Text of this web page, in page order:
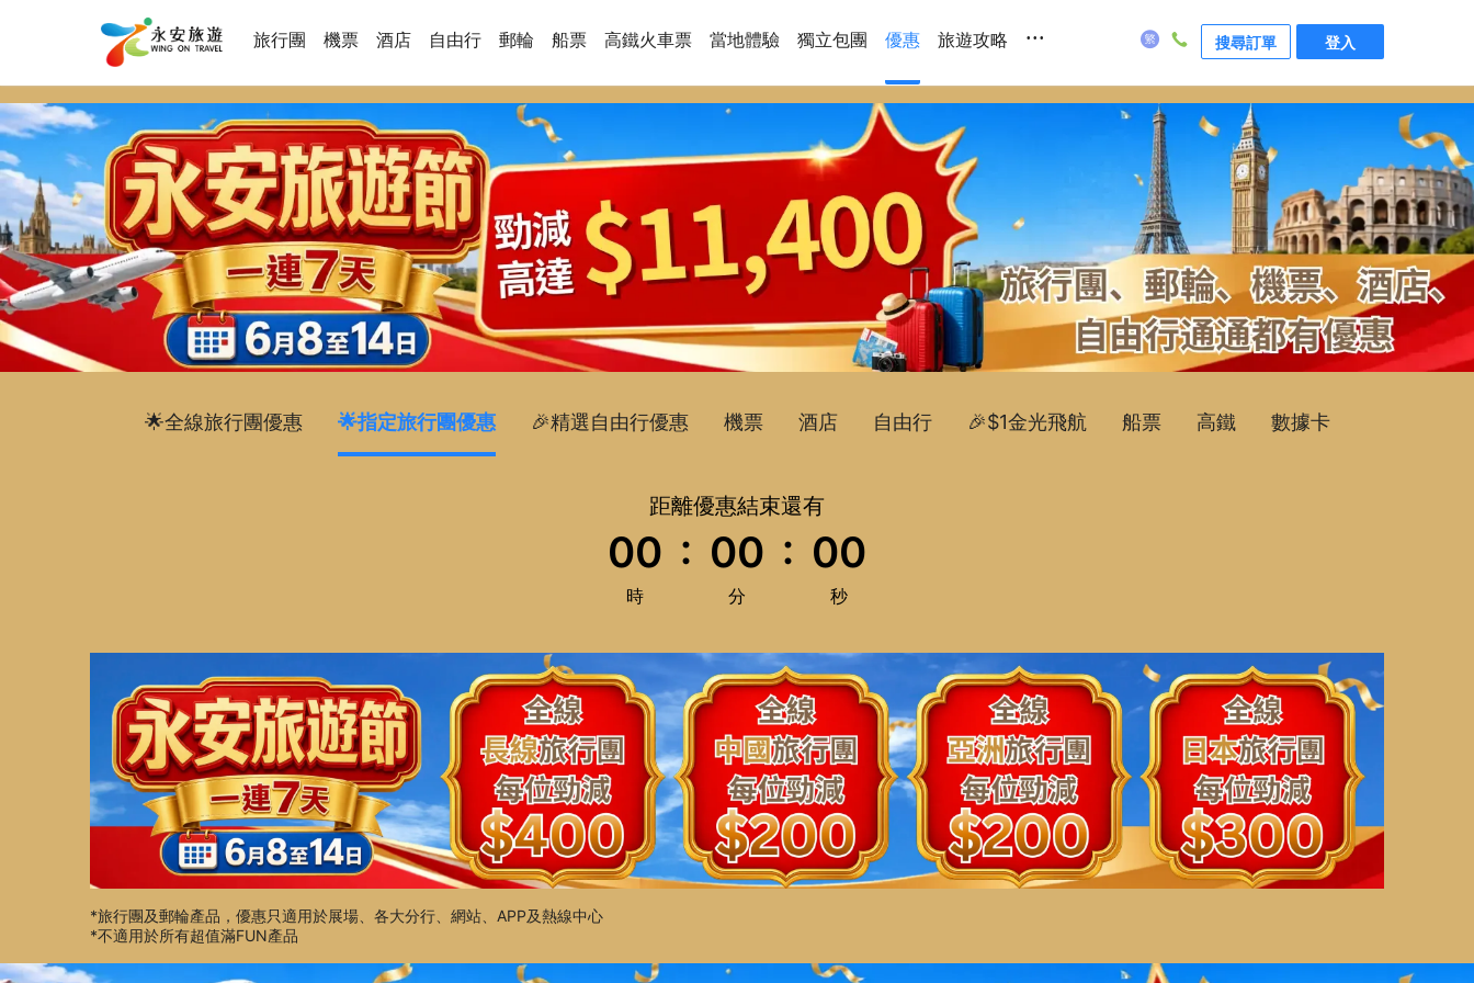
旅行團 機票 酒店 自由行 郵輪 船票 高鐵火車票 當地體驗 獨立包團 優惠 旅遊攻略 ... 搜尋訂單 登入
🌟全線旅行團優惠 🌟指定旅行團優惠 🎉精選自由行優惠 機票 酒店 自由行 🎉$1金光飛航 船票 高鐵 數據卡
距離優惠結束還有
00
時
: 00
分
: 00
秒
*旅行團及郵輪產品，優惠只適用於展場、各大分行、網站、APP及熱線中心
*不適用於所有超值滿FUN產品